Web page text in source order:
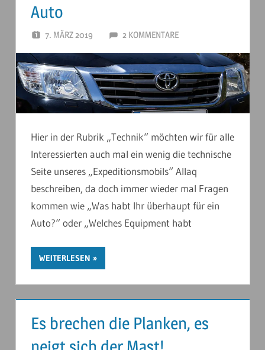
Auto
7. MÄRZ 2019 ANDERSTOUREN
2 KOMMENTARE
Hier in der Rubrik „Technik“ möchten wir für alle
Interessierten auch mal ein wenig die technische
Seite unseres „Expeditionsmobils“ Allaq
beschreiben, da doch immer wieder mal Fragen
kommen wie „Was habt Ihr überhaupt für ein
Auto?“ oder „Welches Equipment habt
WEITERLESEN
Es brechen die Planken, es